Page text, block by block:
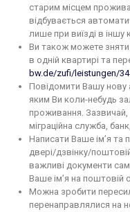
старим місцем
відбувається
лише при виїзді в іншу
Ви також можете зняти
в одній квартирі та
bw.de/zufi/leistungen/
Повідомити Вашу нову
яким Ви коли-небудь
проживання. Зазвичай,
міграційна служба,
Написати Ваше ім’я та
двері/дзвінку/
важливі документи
Ваше ім’я на поштовій
Можна зробити
перенаправлялися на